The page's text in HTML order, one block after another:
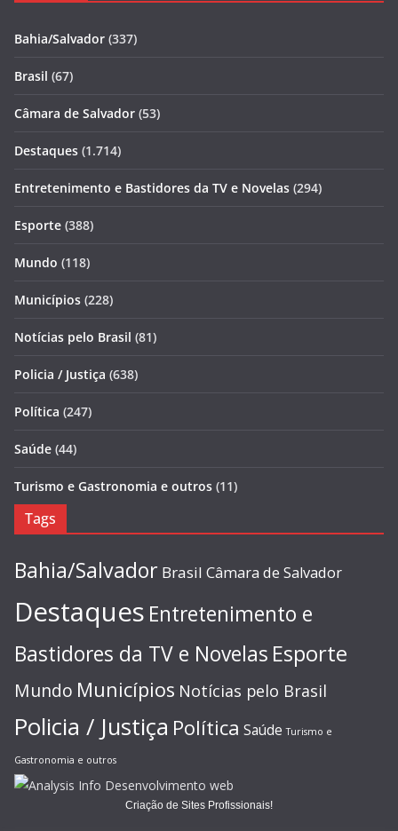
Bahia/Salvador (337)
Brasil (67)
Câmara de Salvador (53)
Destaques (1.714)
Entretenimento e Bastidores da TV e Novelas (294)
Esporte (388)
Mundo (118)
Municípios (228)
Notícias pelo Brasil (81)
Policia / Justiça (638)
Política (247)
Saúde (44)
Turismo e Gastronomia e outros (11)
Tags
Bahia/Salvador Brasil Câmara de Salvador
Destaques Entretenimento e
Bastidores da TV e Novelas Esporte
Mundo Municípios Notícias pelo Brasil
Policia / Justiça Política Saúde Turismo e
Gastronomia e outros
Criação de Sites Profissionais!